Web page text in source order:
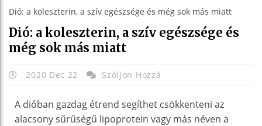
Dió: a koleszterin, a szív egészsége és még sok más miatt
Dió: a koleszterin, a szív egészsége és
még sok más miatt
2020 Dec 22 Szóljon Hozzá
A dióban gazdag étrend segíthet csökkenteni az
alacsony sűrűségű lipoprotein vagy más néven a